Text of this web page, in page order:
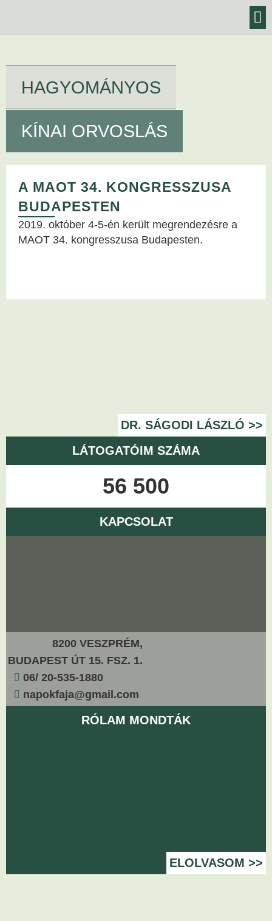
HAGYOMÁNYOS
KÍNAI ORVOSLÁS
A MAOT 34. KONGRESSZUSA
BUDAPESTEN
2019. október 4-5-én került megrendezésre a
MAOT 34. kongresszusa Budapesten.
DR. SÁGODI LÁSZLÓ >>
LÁTOGATÓIM SZÁMA
56 500
KAPCSOLAT
8200 VESZPRÉM,
BUDAPEST ÚT 15. FSZ. 1.
06/ 20-535-1880
napokfaja@gmail.com
RÓLAM MONDTÁK
ELOLVASOM >>